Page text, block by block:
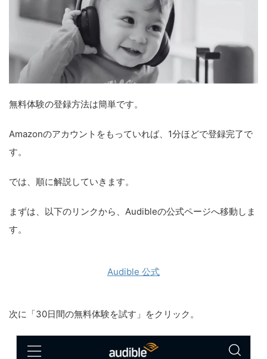
無料体験の登録方法は簡単です。
Amazonのアカウントをもっていれば、1分ほどで登録完了で
す。
では、順に解説していきます。
まずは、以下のリンクから、Audibleの公式ページへ移動しま
す。
Audible 公式
次に「30日間の無料体験を試す」をクリック。